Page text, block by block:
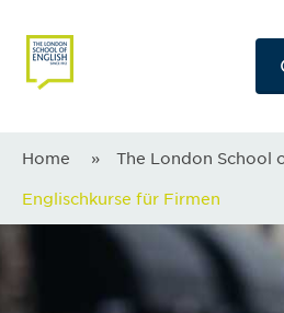
Home » The London School
Englischkurse für Firmen